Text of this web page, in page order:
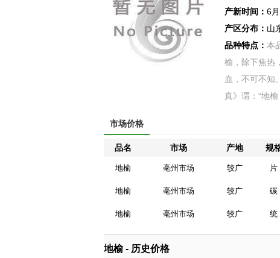
产新时间： 6
产区分布： 山
品种特点： 本
榆，除下焦热
血，不可不知
真》谓：“地榆
市场价格
品名 市场 产地 规
地榆 亳州市场 较广 片
地榆 亳州市场 较广 碳
地榆 亳州市场 较广 统
地榆 - 历史价格